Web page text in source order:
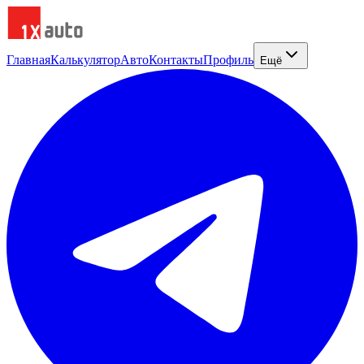
ГлавнаяКалькуляторАвтоКонтактыПрофиль Ещё